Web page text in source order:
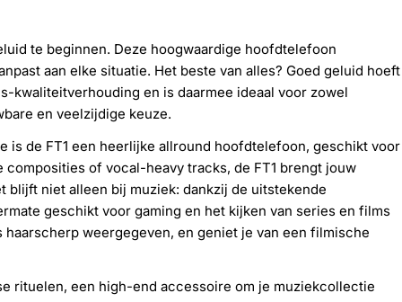
te beginnen. Deze hoogwaardige hoofdtelefoon
aan elke situatie. Het beste van alles? Goed geluid hoeft
kwaliteitverhouding en is daarmee ideaal voor zowel
en veelzijdige keuze.
de FT1 een heerlijke allround hoofdtelefoon, geschikt voor
of vocal-heavy tracks, de FT1 brengt jouw
blijft niet alleen bij muziek: dankzij de uitstekende
geschikt voor gaming en het kijken van series en films
weergegeven, en geniet je van een filmische
rituelen, een high-end accessoire om je muziekcollectie